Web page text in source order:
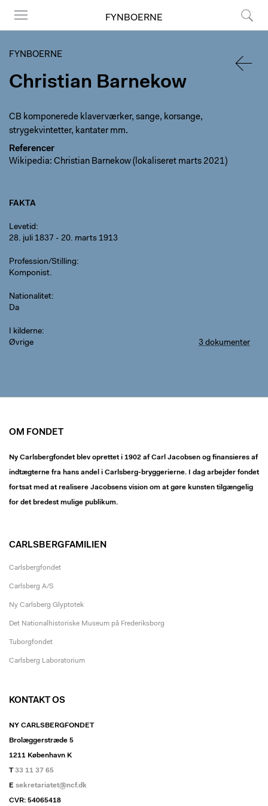
FYNBOERNE
FYNBOERNE
Christian Barnekow
CB komponerede klaverværker, sange, korsange,
strygekvintetter, kantater mm.
Referencer
Wikipedia: Christian Barnekow (lokaliseret marts 2021)
FAKTA
Levetid
28. juli 1837 - 20. marts 1913
Profession/Stilling
Komponist.
Nationalitet
Da
I kilderne
Øvrige
3 dokumenter
OM FONDET
Ny Carlsbergfondet blev oprettet i 1902 af Carl Jacobsen og finansieres af
indtægterne fra hans andel i Carlsberg-bryggerierne. I dag arbejder fondet
fortsat med at realisere Jacobsens vision om at gøre kunsten tilgængelig
for det bredest mulige publikum.
CARLSBERGFAMILIEN
Carlsbergfondet
Carlsberg A/S
Ny Carlsberg Glyptotek
Det Nationalhistoriske Museum på Frederiksborg
Tuborgfondet
Carlsberg Laboratorium
KONTAKT OS
NY CARLSBERGFONDET
Brolæggerstræde 5
1211 København K
T33 11 37 65
E sekretariatet@ncf.dk
CVR: 54065418